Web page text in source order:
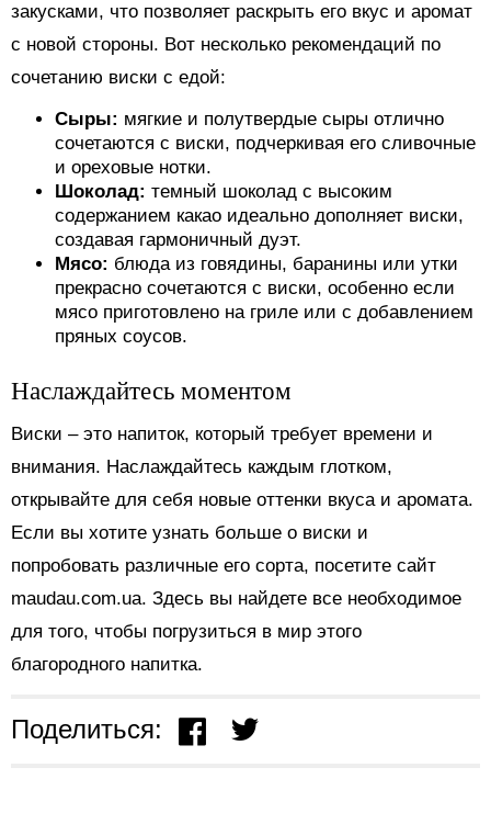
закусками, что позволяет раскрыть его вкус и аромат
с новой стороны. Вот несколько рекомендаций по
сочетанию виски с едой:
Сыры: мягкие и полутвердые сыры отлично
сочетаются с виски, подчеркивая его сливочные
и ореховые нотки.
Шоколад: темный шоколад с высоким
содержанием какао идеально дополняет виски,
создавая гармоничный дуэт.
Мясо: блюда из говядины, баранины или утки
прекрасно сочетаются с виски, особенно если
мясо приготовлено на гриле или с добавлением
пряных соусов.
Наслаждайтесь моментом
Виски – это напиток, который требует времени и
внимания. Наслаждайтесь каждым глотком,
открывайте для себя новые оттенки вкуса и аромата.
Если вы хотите узнать больше о виски и
попробовать различные его сорта, посетите сайт
maudau.com.ua. Здесь вы найдете все необходимое
для того, чтобы погрузиться в мир этого
благородного напитка.
Поделиться: